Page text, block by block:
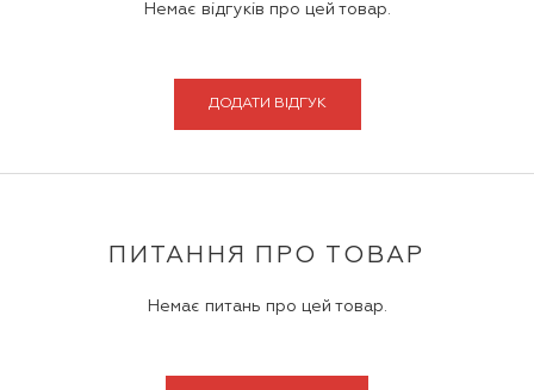
Немає відгуків про цей товар.
ДОДАТИ ВІДГУК
ПИТАННЯ ПРО ТОВАР
Немає питань про цей товар.